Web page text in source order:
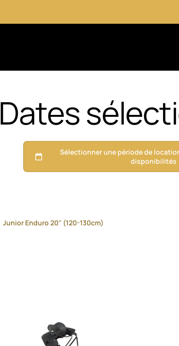
Dates
Junior Enduro 20" (120-130cm)